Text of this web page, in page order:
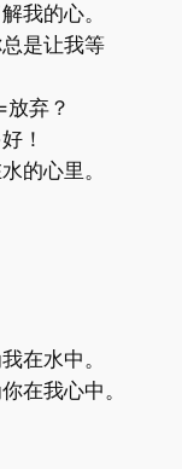
我的心。
是让我等
=放弃？
！
的心里。
在水中。
在我心中。